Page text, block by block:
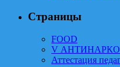
Страницы
FOOD
V
Аттестация